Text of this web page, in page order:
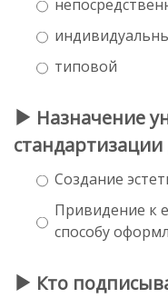
типовой
Назначение
Создание
Привидение к
способу
Кто